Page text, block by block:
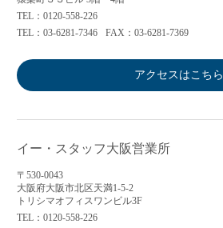
TEL：0120-558-226
TEL：03-6281-7346
FAX：03-6281-7369
アクセスはこちら
イー・スタッフ大阪営業所
〒530-0043
大阪府大阪市北区天満1-5-2
トリシマオフィスワンビル3F
TEL：0120-558-226